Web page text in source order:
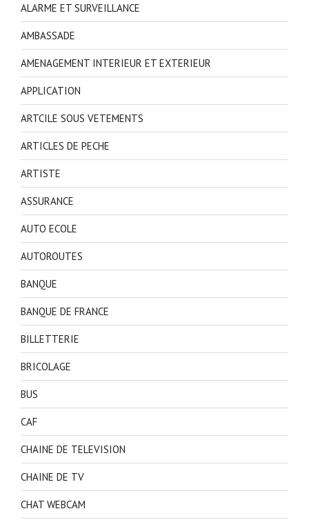
ALARME ET SURVEILLANCE
AMBASSADE
AMENAGEMENT INTERIEUR ET EXTERIEUR
APPLICATION
ARTCILE SOUS VETEMENTS
ARTICLES DE PECHE
ARTISTE
ASSURANCE
AUTO ECOLE
AUTOROUTES
BANQUE
BANQUE DE FRANCE
BILLETTERIE
BRICOLAGE
BUS
CAF
CHAINE DE TELEVISION
CHAINE DE TV
CHAT WEBCAM